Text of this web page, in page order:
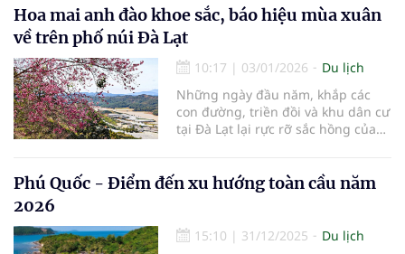
Hoa mai anh đào khoe sắc, báo hiệu mùa xuân
về trên phố núi Đà Lạt
10:17 | 03/01/2026
Du lịch
Những ngày đầu năm, khắp các
con đường, triền đồi và khu dân cư
tại Đà Lạt lại rực rỡ sắc hồng của
phố núi cao nguyên. Mai anh đào
thường nở rộ từ cuối tháng 12 đến
trời se lạnh, nắng nhẹ. Khác với
sắc vàng của mai phương Nam hay
Phú Quốc - Điểm đến xu hướng toàn cầu năm
2026
15:10 | 31/12/2025
Du lịch